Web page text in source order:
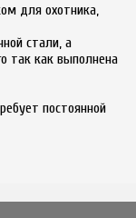
для охотника,
стали, а
так как выполнена
постоянной